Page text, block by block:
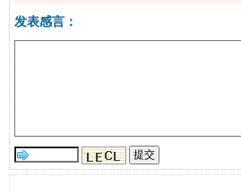
发表感言：